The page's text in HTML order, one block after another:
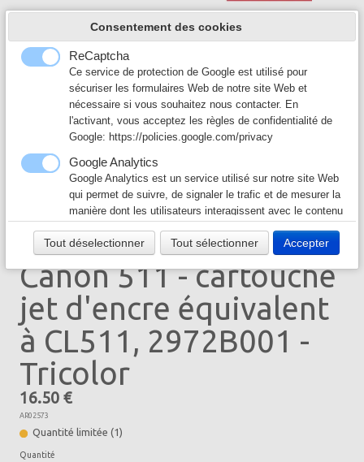
▼
Périphérique▼
Câble & Connecteur
Logiciel & Papier▼
CANON
Canon 511 - cartouche
jet d'encre équivalent
à CL511, 2972B001 -
Tricolor
16.50 €
AR02573
Quantité limitée (1)
Quantité
Consentement des cookies
ReCaptcha
Ce service de protection de Google est utilisé pour
sécuriser les formulaires Web de notre site Web et
nécessaire si vous souhaitez nous contacter. En
l'activant, vous acceptez les règles de confidentialité de
Google: https://policies.google.com/privacy
Google Analytics
Google Analytics est un service utilisé sur notre site Web
qui permet de suivre, de signaler le trafic et de mesurer la
manière dont les utilisateurs interagissent avec le contenu
meilleurs services.
Google Ad
Notre site Web utilise Google Ads pour afficher du
contenu publicitaire. En l'activant, vous acceptez les
règles de confidentialité de Google:
https://policies.google.com/technologies/ads?hl=fr
Tout déselectionner Tout sélectionner Accepter